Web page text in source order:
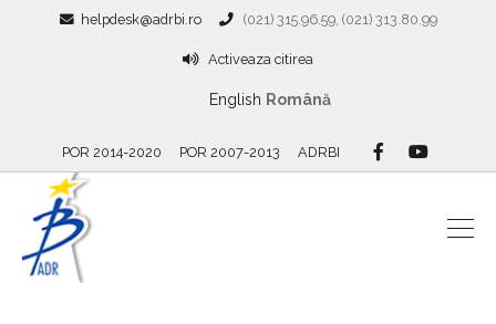
helpdesk@adrbi.ro (021) 315.96.59, (021) 313.80.99
Activeaza citirea
English Română
POR 2014-2020 POR 2007-2013 ADRBI